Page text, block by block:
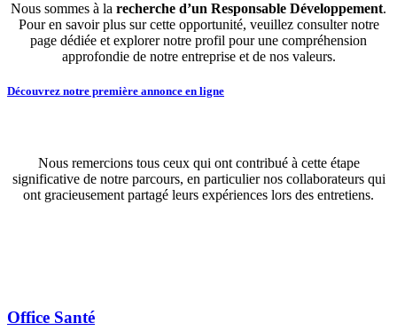
Nous sommes à la recherche d’un Responsable Développement.
Pour en savoir plus sur cette opportunité, veuillez consulter notre
page dédiée et explorer notre profil pour une compréhension
approfondie de notre entreprise et de nos valeurs.
Découvrez notre première annonce en ligne
Nous remercions tous ceux qui ont contribué à cette étape
significative de notre parcours, en particulier nos collaborateurs qui
ont gracieusement partagé leurs expériences lors des entretiens.
Office Santé